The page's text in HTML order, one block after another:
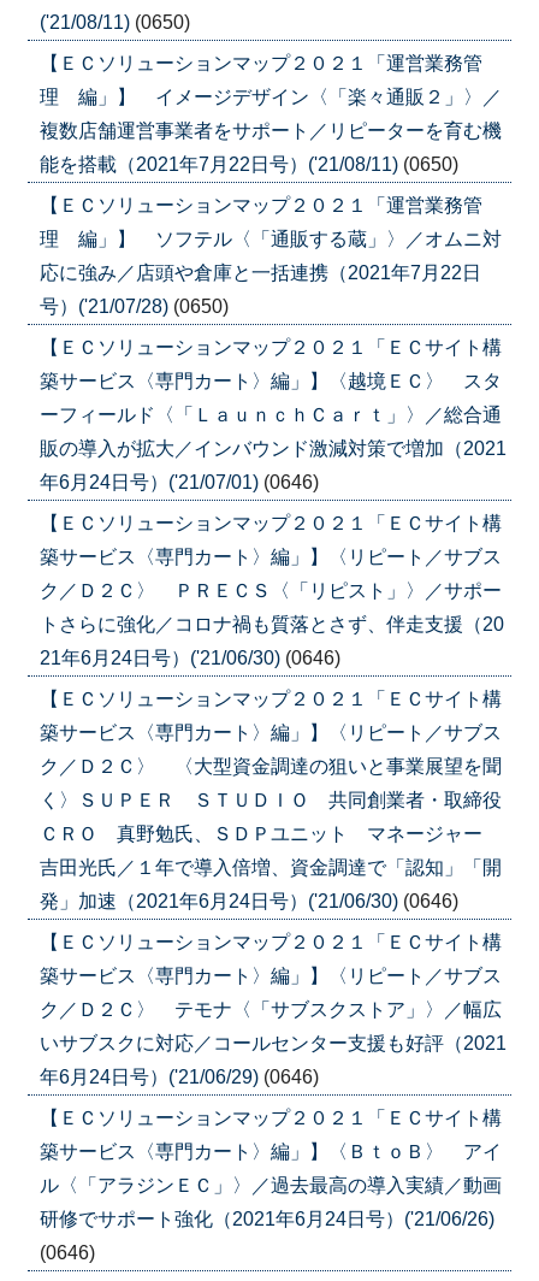
('21/08/11) (0650)
【ＥＣソリューションマップ２０２１「運営業務管
理 編」】 イメージデザイン〈「楽々通販２」〉／
複数店舗運営事業者をサポート／リピーターを育む機
能を搭載（2021年7月22日号）('21/08/11) (0650)
【ＥＣソリューションマップ２０２１「運営業務管
理 編」】 ソフテル〈「通販する蔵」〉／オムニ対
応に強み／店頭や倉庫と一括連携（2021年7月22日
号）('21/07/28) (0650)
【ＥＣソリューションマップ２０２１「ＥＣサイト構
築サービス〈専門カート〉編」】〈越境ＥＣ〉 スタ
ーフィールド〈「ＬａｕｎｃｈＣａｒｔ」〉／総合通
販の導入が拡大／インバウンド激減対策で増加（2021
年6月24日号）('21/07/01) (0646)
【ＥＣソリューションマップ２０２１「ＥＣサイト構
築サービス〈専門カート〉編」】〈リピート／サブス
ク／Ｄ２Ｃ〉 ＰＲＥＣＳ〈「リピスト」〉／サポー
トさらに強化／コロナ禍も質落とさず、伴走支援（20
21年6月24日号）('21/06/30) (0646)
【ＥＣソリューションマップ２０２１「ＥＣサイト構
築サービス〈専門カート〉編」】〈リピート／サブス
ク／Ｄ２Ｃ〉 〈大型資金調達の狙いと事業展望を聞
く〉ＳＵＰＥＲ ＳＴＵＤＩＯ 共同創業者・取締役
ＣＲＯ 真野勉氏、ＳＤＰユニット マネージャー
吉田光氏／１年で導入倍増、資金調達で「認知」「開
発」加速（2021年6月24日号）('21/06/30) (0646)
【ＥＣソリューションマップ２０２１「ＥＣサイト構
築サービス〈専門カート〉編」】〈リピート／サブス
ク／Ｄ２Ｃ〉 テモナ〈「サブスクストア」〉／幅広
いサブスクに対応／コールセンター支援も好評（2021
年6月24日号）('21/06/29) (0646)
【ＥＣソリューションマップ２０２１「ＥＣサイト構
築サービス〈専門カート〉編」】〈ＢｔｏＢ〉 アイ
ル〈「アラジンＥＣ」〉／過去最高の導入実績／動画
研修でサポート強化（2021年6月24日号）('21/06/26)
(0646)